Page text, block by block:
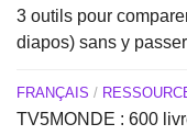
3 outils pour
diapos) sans y
FRANÇAIS /
TV5MONDE : 600